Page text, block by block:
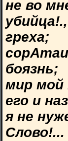
не во
греха;
боязнь;
мир мой
его и
я не